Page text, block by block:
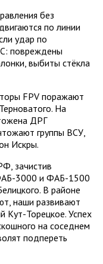
без
по линии
удар по
повреждены
выбиты стёкла
FPV поражают
На
ДРГ
группы ВСУ,
Искры.
зачистив
3000 и ФАБ-1500
В районе
наши развивают
Кут-Торецкое. Успех
на соседнем
подпереть